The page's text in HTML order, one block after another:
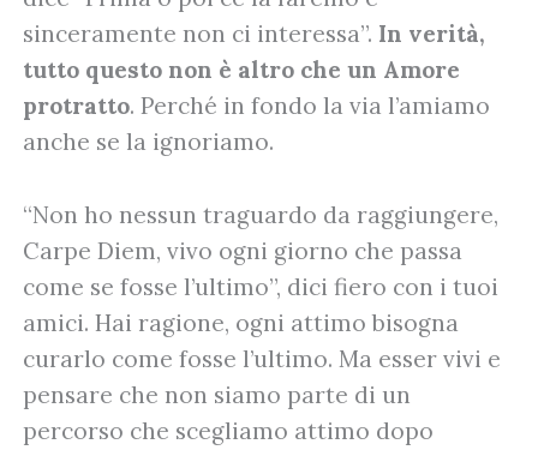
sinceramente non ci interessa”. In verità,
tutto questo non è altro che un Amore
protratto. Perché in fondo la via l’amiamo
anche se la ignoriamo.
“Non ho nessun traguardo da raggiungere,
Carpe Diem, vivo ogni giorno che passa
come se fosse l’ultimo”, dici fiero con i tuoi
amici. Hai ragione, ogni attimo bisogna
curarlo come fosse l’ultimo. Ma esser vivi e
pensare che non siamo parte di un
percorso che scegliamo attimo dopo